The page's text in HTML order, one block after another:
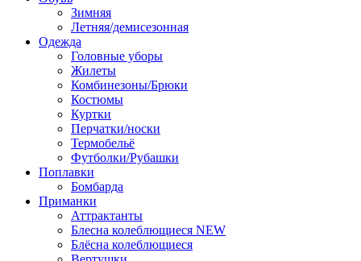
Зимняя
Летняя/демисезонная
Одежда
Головные уборы
Жилеты
Комбинезоны/Брюки
Костюмы
Куртки
Перчатки/носки
Термобельё
Футболки/Рубашки
Поплавки
Бомбарда
Приманки
Аттрактанты
Блеснa колеблющиеся NEW
Блёсна колеблющиеся